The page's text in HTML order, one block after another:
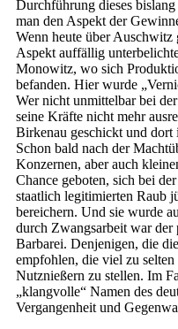
Durchführung dieses
man den Aspekt der
Wenn heute über
Aspekt auffällig
Monowitz, wo sich
befanden. Hier wurde
Wer nicht unmittelbar bei
seine Kräfte nicht mehr
Birkenau geschickt und dort
Schon bald nach der
Konzernen, aber auch
Chance geboten, sich bei
staatlich legitimierten Raub
bereichern. Und sie wurde
durch Zwangsarbeit war der
Barbarei. Denjenigen, die
empfohlen, die viel zu
Nutznießern zu stellen. Im
„klangvolle“ Namen des
Vergangenheit und